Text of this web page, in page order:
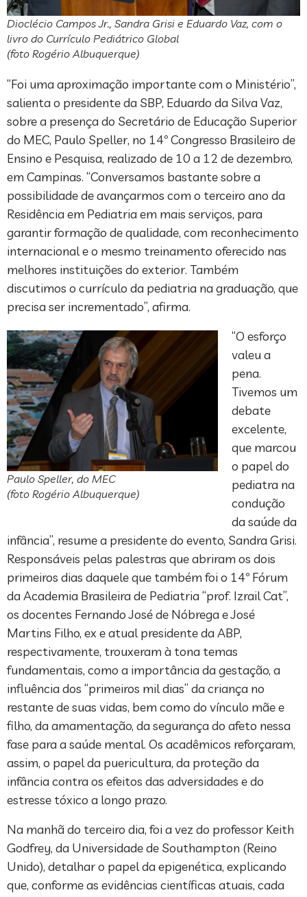
Dioclécio Campos Jr., Sandra Grisi e Eduardo Vaz, com o
livro do Currículo Pediátrico Global
(foto Rogério Albuquerque)
“Foi uma aproximação importante com o Ministério”,
salienta o presidente da SBP, Eduardo da Silva Vaz,
sobre a presença do Secretário de Educação Superior
do MEC, Paulo Speller, no 14º Congresso Brasileiro de
Ensino e Pesquisa, realizado de 10 a 12 de dezembro,
em Campinas. “Conversamos bastante sobre a
possibilidade de avançarmos com o terceiro ano da
Residência em Pediatria em mais serviços, para
garantir formação de qualidade, com reconhecimento
internacional e o mesmo treinamento oferecido nas
melhores instituições do exterior. Também
discutimos o currículo da pediatria na graduação, que
precisa ser incrementado”, afirma.
Paulo Speller, do MEC
(foto Rogério Albuquerque)
“O esforço
valeu a
pena.
Tivemos um
debate
excelente,
que marcou
o papel do
pediatra na
condução
da saúde da
infância”, resume a presidente do evento, Sandra Grisi.
Responsáveis pelas palestras que abriram os dois
primeiros dias daquele que também foi o 14º Fórum
da Academia Brasileira de Pediatria “prof. Izrail Cat”,
os docentes Fernando José de Nóbrega e José
Martins Filho, ex e atual presidente da ABP,
respectivamente, trouxeram à tona temas
fundamentais, como a importância da gestação, a
influência dos “primeiros mil dias” da criança no
restante de suas vidas, bem como do vínculo mãe e
filho, da amamentação, da segurança do afeto nessa
fase para a saúde mental. Os acadêmicos reforçaram,
assim, o papel da puericultura, da proteção da
infância contra os efeitos das adversidades e do
estresse tóxico a longo prazo.
Na manhã do terceiro dia, foi a vez do professor Keith
Godfrey, da Universidade de Southampton (Reino
Unido), detalhar o papel da epigenética, explicando
que, conforme as evidências científicas atuais, cada